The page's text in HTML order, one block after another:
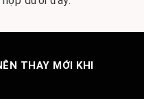
THAY MỚI KHI